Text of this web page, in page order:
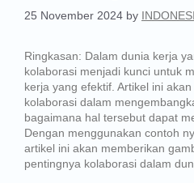
25 November 2024 by
Ringkasan: Dalam dunia kerja
kolaborasi menjadi kunci untuk
kerja yang efektif. Artikel ini
kolaborasi dalam
bagaimana hal tersebut dapat
Dengan menggunakan contoh
artikel ini akan memberikan
pentingnya kolaborasi dalam